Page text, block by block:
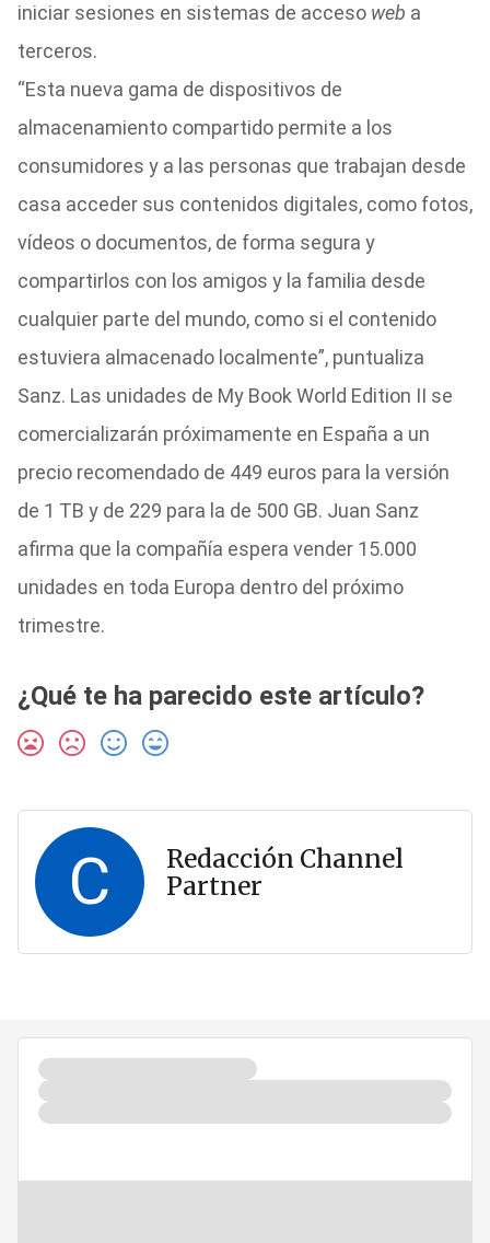
iniciar sesiones en sistemas de acceso web a
terceros.
“Esta nueva gama de dispositivos de
almacenamiento compartido permite a los
consumidores y a las personas que trabajan desde
casa acceder sus contenidos digitales, como fotos,
vídeos o documentos, de forma segura y
compartirlos con los amigos y la familia desde
cualquier parte del mundo, como si el contenido
estuviera almacenado localmente”, puntualiza
Sanz. Las unidades de My Book World Edition II se
comercializarán próximamente en España a un
precio recomendado de 449 euros para la versión
de 1 TB y de 229 para la de 500 GB. Juan Sanz
afirma que la compañía espera vender 15.000
unidades en toda Europa dentro del próximo
trimestre.
¿Qué te ha parecido este artículo?
C
Redacción Channel
Partner